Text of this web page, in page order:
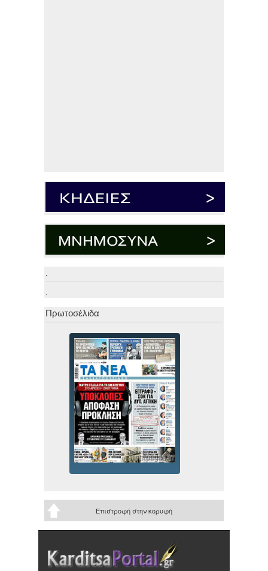
.
.
Πρωτοσέλιδα
Επιστροφή στην κορυφή